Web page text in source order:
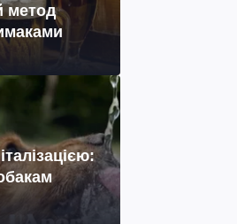
метод